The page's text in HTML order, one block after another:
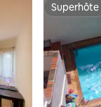
Superhôte
Superhôte